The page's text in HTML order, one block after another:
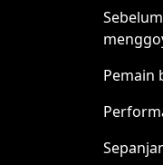
Pemain